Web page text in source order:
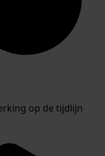
op de tijdlijn